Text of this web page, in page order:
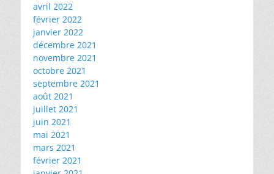
avril 2022
février 2022
janvier 2022
décembre 2021
novembre 2021
octobre 2021
septembre 2021
août 2021
juillet 2021
juin 2021
mai 2021
mars 2021
février 2021